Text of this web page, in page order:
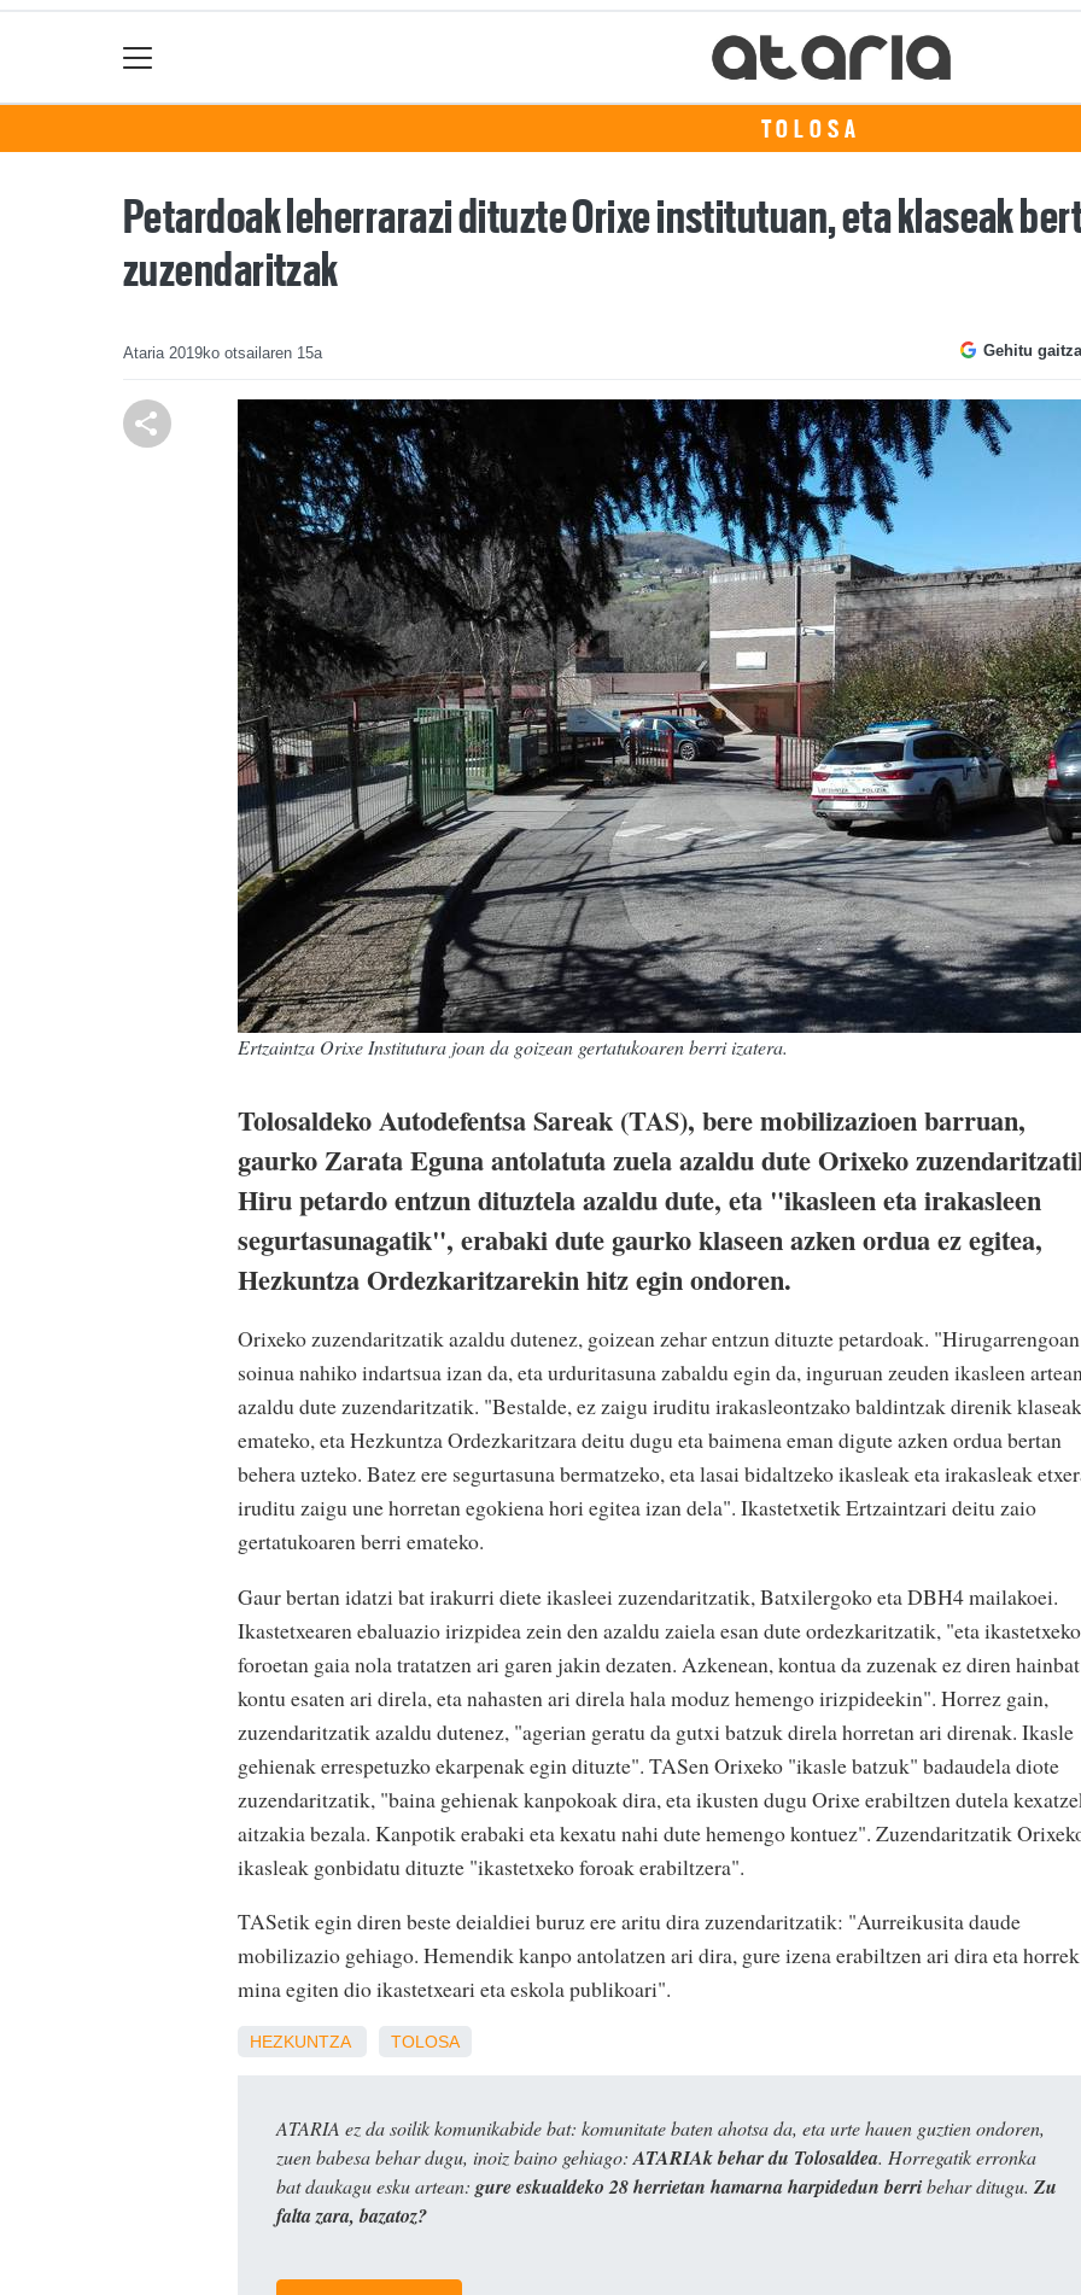
TOLOSA
Petardoak leherrarazi dituzte Orixe institutuan, eta klaseak
zuzendaritzak
Ataria 2019ko otsailaren 15a Gehitu
Ertzaintza Orixe Institutura joan da goizean gertatukoaren berri izatera.
Tolosaldeko Autodefentsa Sareak (TAS), bere mobilizazioen barruan,
gaurko Zarata Eguna antolatuta zuela azaldu dute Orixeko
Hiru petardo entzun dituztela azaldu dute, eta "ikasleen eta irakasleen
segurtasunagatik", erabaki dute gaurko klaseen azken ordua ez egitea,
Hezkuntza Ordezkaritzarekin hitz egin ondoren.
Orixeko zuzendaritzatik azaldu dutenez, goizean zehar entzun dituzte petardoak. "Hirugarrengoan
soinua nahiko indartsua izan da, eta urduritasuna zabaldu egin da, inguruan zeuden ikasleen
azaldu dute zuzendaritzatik. "Bestalde, ez zaigu iruditu irakasleontzako baldintzak direnik klaseak
emateko, eta Hezkuntza Ordezkaritzara deitu dugu eta baimena eman digute azken ordua bertan
behera uzteko. Batez ere segurtasuna bermatzeko, eta lasai bidaltzeko ikasleak eta irakasleak
iruditu zaigu une horretan egokiena hori egitea izan dela". Ikastetxetik Ertzaintzari deitu zaio
gertatukoaren berri emateko.
Gaur bertan idatzi bat irakurri diete ikasleei zuzendaritzatik, Batxilergoko eta DBH4 mailakoei.
Ikastetxearen ebaluazio irizpidea zein den azaldu zaiela esan dute ordezkaritzatik, "eta ikastetxeko
foroetan gaia nola tratatzen ari garen jakin dezaten. Azkenean, kontua da zuzenak ez diren hainbat
kontu esaten ari direla, eta nahasten ari direla hala moduz hemengo irizpideekin". Horrez gain,
zuzendaritzatik azaldu dutenez, "agerian geratu da gutxi batzuk direla horretan ari direnak. Ikasle
gehienak errespetuzko ekarpenak egin dituzte". TASen Orixeko "ikasle batzuk" badaudela diote
zuzendaritzatik, "baina gehienak kanpokoak dira, eta ikusten dugu Orixe erabiltzen dutela
aitzakia bezala. Kanpotik erabaki eta kexatu nahi dute hemengo kontuez". Zuzendaritzatik
ikasleak gonbidatu dituzte "ikastetxeko foroak erabiltzera".
TASetik egin diren beste deialdiei buruz ere aritu dira zuzendaritzatik: "Aurreikusita daude
mobilizazio gehiago. Hemendik kanpo antolatzen ari dira, gure izena erabiltzen ari dira eta horrek
mina egiten dio ikastetxeari eta eskola publikoari".
HEZKUNTZA TOLOSA
ATARIA ez da soilik komunikabide bat: komunitate baten ahotsa da, eta urte hauen guztien ondoren,
zuen babesa behar dugu, inoiz baino gehiago: ATARIAk behar du Tolosaldea. Horregatik erronka
bat daukagu esku artean: gure eskualdeko 28 herrietan hamarna harpidedun berribehar ditugu. Zu
falta zara, bazatoz?